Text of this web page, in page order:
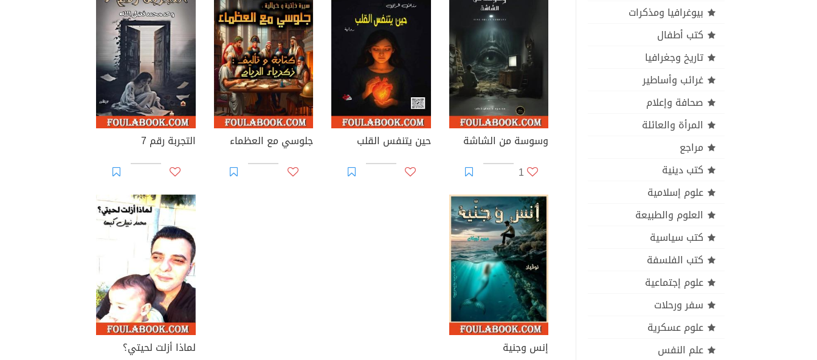
بيوغرافيا ومذكرات
كتب أطفال
تاريخ وجغرافيا
غرائب وأساطير
صحافة وإعلام
المرأة والعائلة
مراجع
كتب دينية
علوم إسلامية
العلوم والطبيعة
كتب سياسية
كتب الفلسفة
علوم إجتماعية
سفر ورحلات
علوم عسكرية
علم النفس
وسوسة من الشاشة
1
حين يتنفس القلب جلوسي مع العظماء التجربة رقم 7
إنس وجنية لماذا أزلت لحيتي؟